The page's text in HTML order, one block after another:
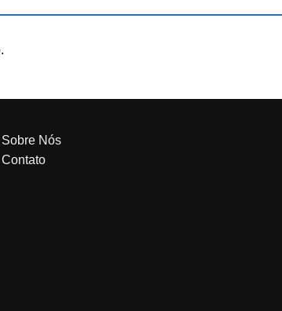
Sobre Nós
Contato